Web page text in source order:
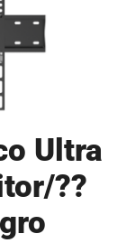
Ultra
??